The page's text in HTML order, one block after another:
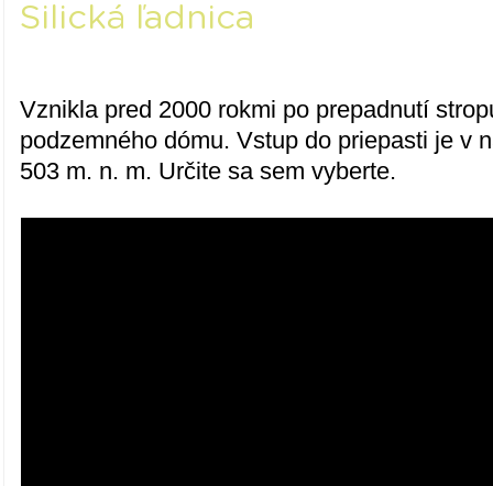
Silická ľadnica
Vznikla pred 2000 rokmi po prepadnutí
podzemného dómu. Vstup do priepasti je v
503 m. n. m. Určite sa sem vyberte.